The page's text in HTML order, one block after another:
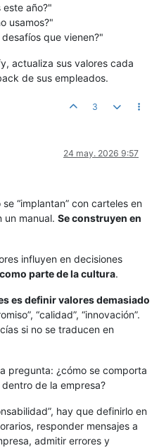
este año?"
usamos?"
que vienen?"
actualiza sus valores cada
de sus empleados.
3
24 may. 2026 9:57
se “implantan” con carteles en
un manual. Se construyen en
influyen en decisiones
parte de la cultura.
es definir valores demasiado
“calidad”, “innovación”.
si no se traducen en
pregunta: ¿cómo se comporta
de la empresa?
hay que definirlo en
responder mensajes a
admitir errores y